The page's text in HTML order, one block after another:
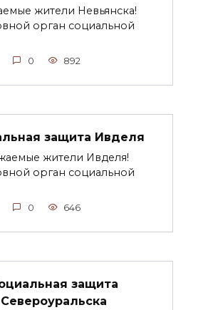
жители Невьянска!
орган социальной
0 892
защита Ивделя
жители Ивделя!
орган социальной
0 646
защита
Североуральска